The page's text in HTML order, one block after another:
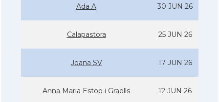
Ada A 30 JUN 26
Calapastora 25 JUN 26
Joana SV 17 JUN 26
Anna Maria Estop i Graells 12 JUN 26